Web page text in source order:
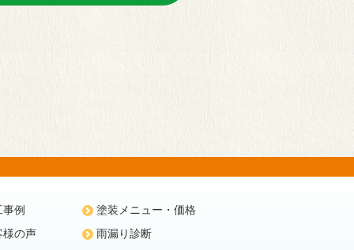
例
様の声
塗装メニュー・価格
雨漏り診断